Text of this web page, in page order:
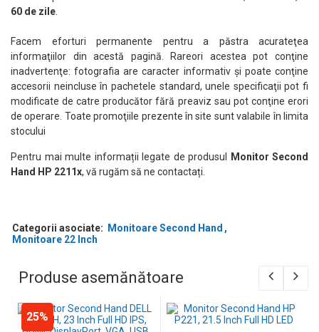
60 de zile.
Facem eforturi permanente pentru a păstra acurateţea
informaţiilor din acestă pagină. Rareori acestea pot conţine
inadvertenţe: fotografia are caracter informativ şi poate conţine
accesorii neincluse în pachetele standard, unele specificaţii pot fi
modificate de catre producător fără preaviz sau pot conţine erori
de operare. Toate promoţiile prezente în site sunt valabile în limita
stocului
Pentru mai multe informații legate de produsul
Monitor Second
Hand HP 2211x, vă rugăm să ne contactați.
Categorii asociate:
Monitoare Second Hand
Monitoare 22 Inch
Produse asemănătoare
25%